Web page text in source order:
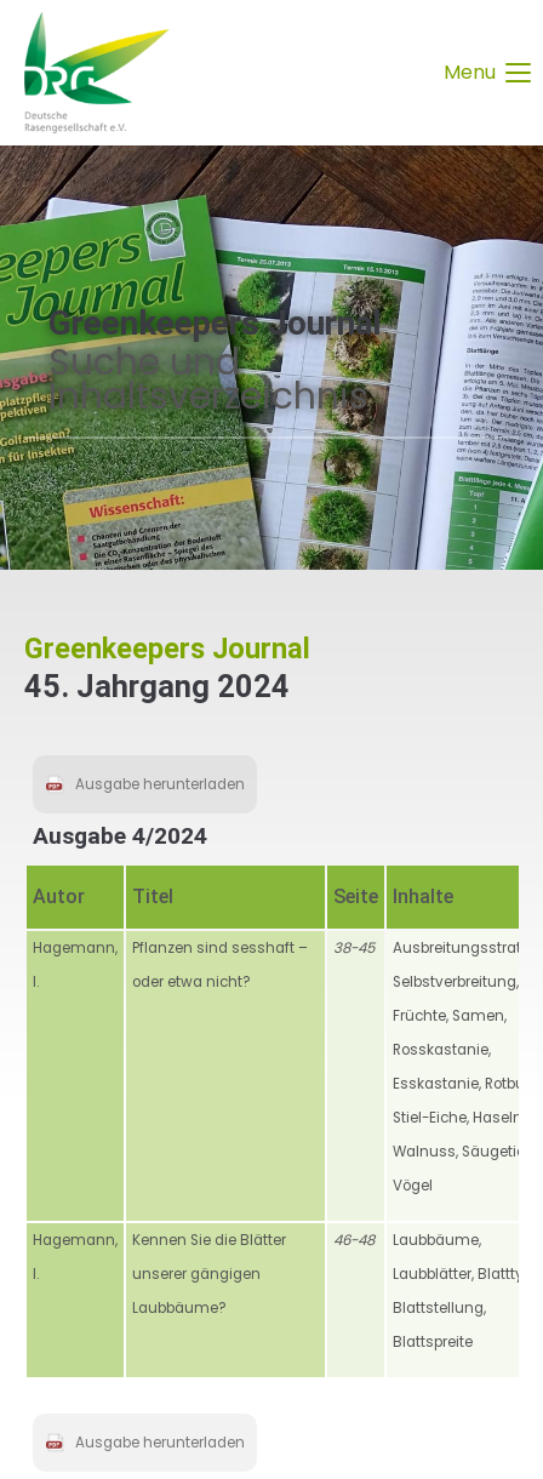
Menu
Greenkeepers Journal
Suche und
Inhaltsverzeichnis
Greenkeepers Journal
45. Jahrgang 2024
Ausgabe herunterladen
Ausgabe 4/2024
Autor Titel Seite Inhalte
Hagemann,
I.
Pflanzen sind sesshaft –
oder etwa nicht?
38-45
Selbstverbreitung,
Früchte, Samen,
Rosskastanie,
Esskastanie,
Stiel-Eiche,
Walnuss, Säugetiere,
Vögel
Hagemann,
I.
Kennen Sie die Blätter
unserer gängigen
Laubbäume?
46-48
Laubbäume,
Laubblätter,
Blattstellung,
Blattspreite
Ausgabe herunterladen